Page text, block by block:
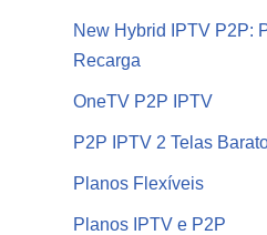
New Hybrid IPTV P2P:
Recarga
OneTV P2P IPTV
P2P IPTV 2 Telas
Planos Flexíveis
Planos IPTV e P2P